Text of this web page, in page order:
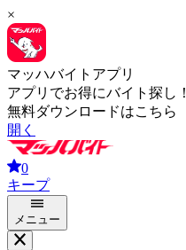
×
マッハバイトアプリ
アプリでお得にバイト探し！
無料ダウンロードはこちら
開く
0
キープ
メニュー